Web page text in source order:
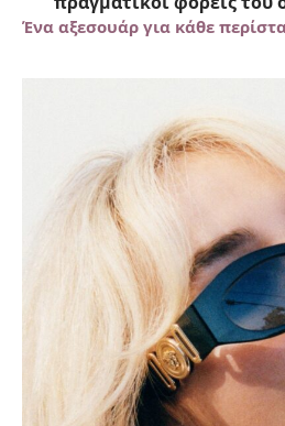
Ένα αξεσουάρ για κάθε